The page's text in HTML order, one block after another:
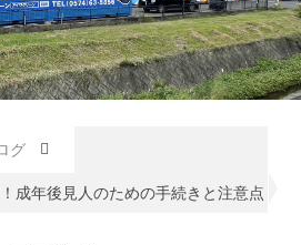
グ
成年後見人のための手続きと注意点